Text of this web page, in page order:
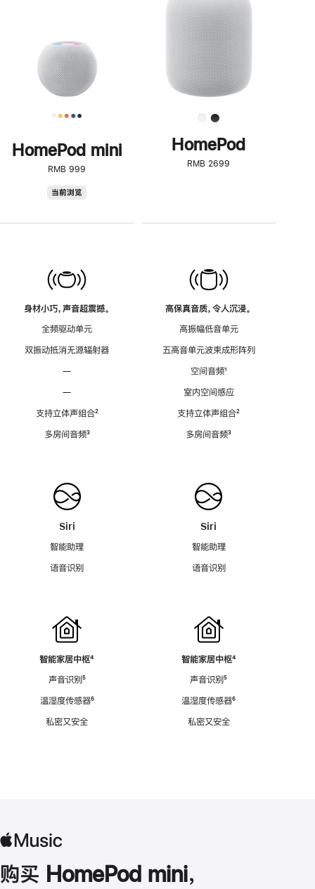
HomePod mini
RMB 999
当前浏览
身材小巧，声音超震撼。
全频驱动单元
双振动抵消无源辐射器
—
—
支持立体声组合脚
²
多房间音频脚
³
Siri
智能助理
语音识别
智能家居中枢脚
⁴
声音识别脚
⁵
温湿度传感器脚
⁶
私密又安全
了
解
HomePod<
HomePod
RMB 2699
高保真音质，令人沉浸。
高振幅低音单元
五高音单元波束成形阵列
空间音频脚
¹
室内空间感应
支持立体声组合脚
²
多房间音频脚
³
Siri
智能助理
语音识别
智能家居中枢脚
⁴
声音识别脚
⁵
温湿度传感器脚
⁶
私密又安全
购买 HomePod mini，